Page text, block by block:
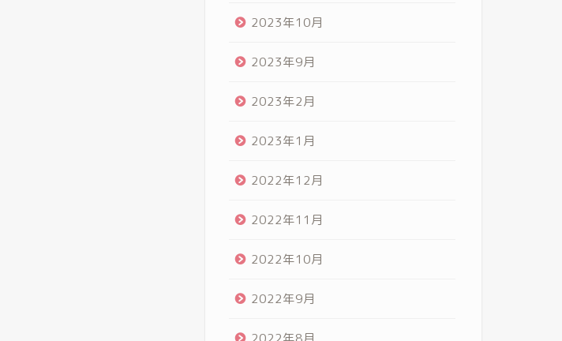
2023年10月
2023年9月
2023年2月
2023年1月
2022年12月
2022年11月
2022年10月
2022年9月